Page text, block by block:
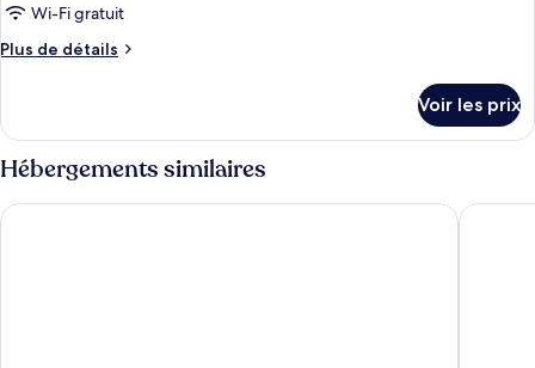
Wi-Fi gratuit
Plus de détails
Plus
le
type
de
chambre
Chambre
Voir les prix
Hébergements similaires
Park By Clover actuel